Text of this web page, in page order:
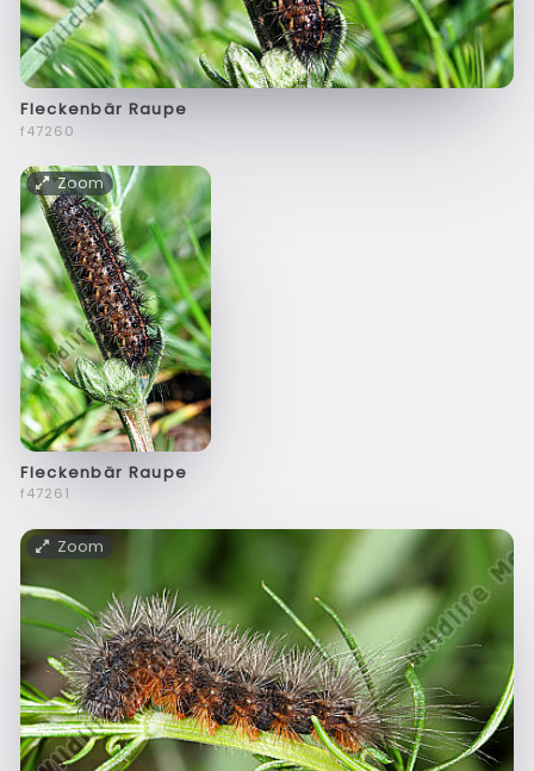
Fleckenbär Raupe
f47260
Zoom
Fleckenbär Raupe
f47261
Zoom